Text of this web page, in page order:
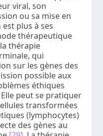
viral, son
ou sa mise en
est plus à ses
thérapeutique
thérapie
qui
sur les gènes des
possible aux
éthiques
peut se pratiquer
transformées
(lymphocytes)
des gènes au